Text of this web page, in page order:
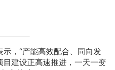
，“产能高效配合、同向发
建设正高速推进，一天一变